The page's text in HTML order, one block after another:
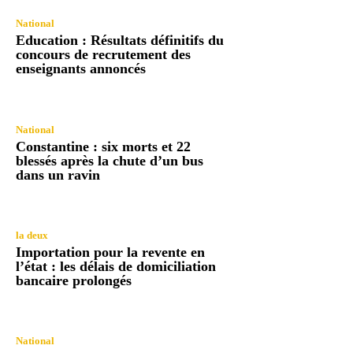
National
Education : Résultats définitifs du
concours de recrutement des
enseignants annoncés
National
Constantine : six morts et 22
blessés après la chute d’un bus
dans un ravin
la deux
Importation pour la revente en
l’état : les délais de domiciliation
bancaire prolongés
National